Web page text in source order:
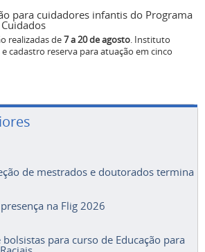
para cuidadores infantis do Programa
realizadas de7 a 20 de agosto. Instituto
cadastro reserva para atuação em cinco
de mestrados e doutorados termina
na Flig 2026
para curso de Educação para